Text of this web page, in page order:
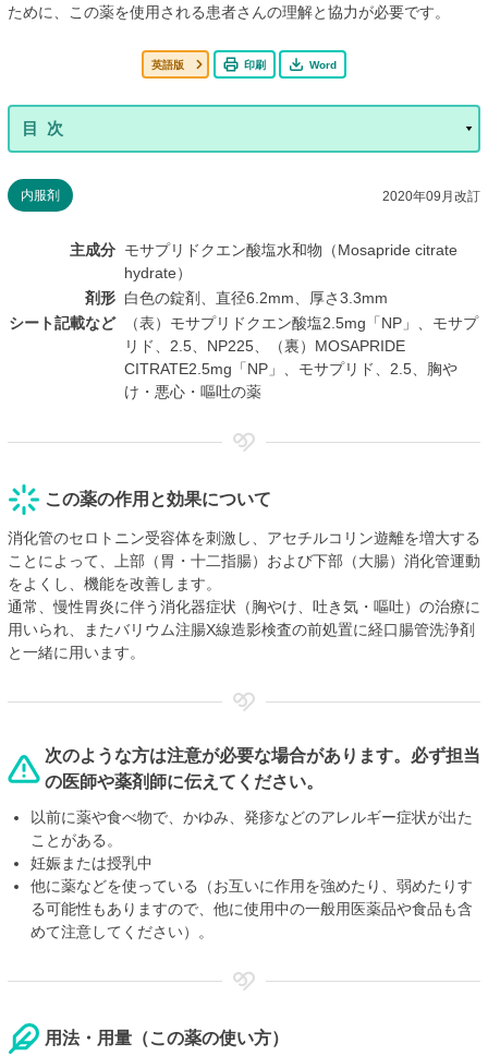
ために、この薬を使用される患者さんの理解と協力が必要です。
英語版 印刷 Word
内服剤 2020年09月改訂
主成分 モサプリドクエン酸塩水和物（Mosapride citrate
hydrate）
剤形 白色の錠剤、直径6.2mm、厚さ3.3mm
シート記載など
（表）モサプリドクエン酸塩2.5mg「NP」、モサプ
リド、2.5、NP225、（裏）MOSAPRIDE
CITRATE2.5mg「NP」、モサプリド、2.5、胸や
け・悪心・嘔吐の薬
この薬の作用と効果について
消化管のセロトニン受容体を刺激し、アセチルコリン遊離を増大する
ことによって、上部（胃・十二指腸）および下部（大腸）消化管運動
をよくし、機能を改善します。
通常、慢性胃炎に伴う消化器症状（胸やけ、吐き気・嘔吐）の治療に
用いられ、またバリウム注腸X線造影検査の前処置に経口腸管洗浄剤
と一緒に用います。
次のような方は注意が必要な場合があります。必ず担当
の医師や薬剤師に伝えてください。
以前に薬や食べ物で、かゆみ、発疹などのアレルギー症状が出た
ことがある。
妊娠または授乳中
他に薬などを使っている（お互いに作用を強めたり、弱めたりす
る可能性もありますので、他に使用中の一般用医薬品や食品も含
めて注意してください）。
用法・用量（この薬の使い方）